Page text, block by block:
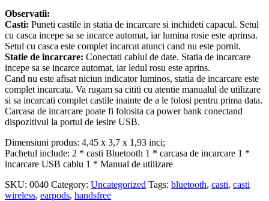
Observatii:
Casti: Puneti castile in statia de incarcare si inchideti capacul. Setul
cu casca incepe sa se incarce automat, iar lumina rosie este aprinsa.
Setul cu casca este complet incarcat atunci cand nu este pornit.
Statie de incarcare: Conectati cablul de date. Statia de incarcare
incepe sa se incarce automat, iar ledul rosu este aprins.
Cand nu este afisat niciun indicator luminos, statia de incarcare este
complet incarcata. Va rugam sa cititi cu atentie manualul de utilizare
si sa incarcati complet castile inainte de a le folosi pentru prima data.
Carcasa de incarcare poate fi folosita ca power bank conectand
dispozitivul la portul de iesire USB.
Dimensiuni produs: 4,45 x 3,7 x 1,93 inci;
Pachetul include: 2 * casti Bluetooth 1 * carcasa de incarcare 1 *
incarcare USB cablu 1 * Manual de utilizare
SKU: 0040 Category: Uncategorized Tags: bluetooth, casti, casti
wireless, earpods, handsfree